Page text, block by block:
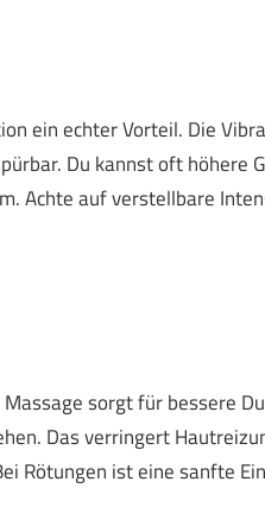
ein echter Vorteil. Die
Du kannst oft höhere
Achte auf verstellbare
sorgt für bessere
Das verringert
Rötungen ist eine sanfte